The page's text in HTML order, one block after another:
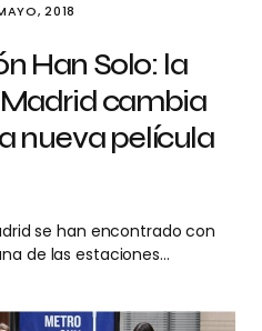
2018
Han Solo: la
cambia
nueva película
se han encontrado con
de las estaciones…